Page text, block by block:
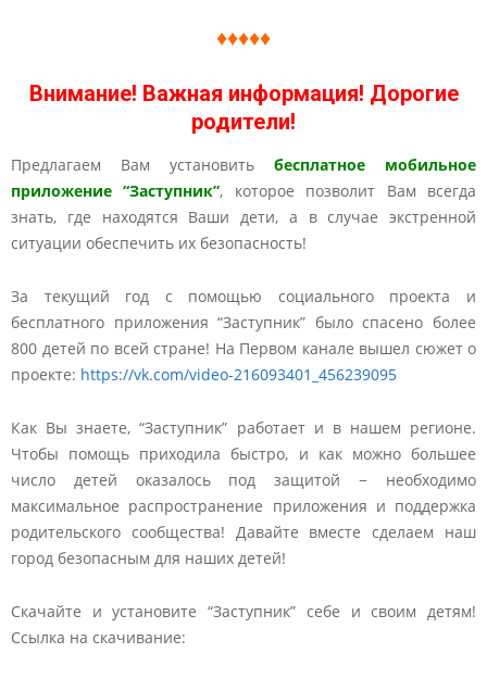
♦♦♦♦♦
Внимание! Важная информация! Дорогие
родители!
Предлагаем Вам установить бесплатное мобильное
приложение “Заступник”, которое позволит Вам всегда
знать, где находятся Ваши дети, а в случае экстренной
ситуации обеспечить их безопасность!
За текущий год с помощью социального проекта и
бесплатного приложения “Заступник” было спасено более
800 детей по всей стране! На Первом канале вышел сюжет о
проекте: https://vk.com/video-216093401_456239095
Как Вы знаете, “Заступник” работает и в нашем регионе.
Чтобы помощь приходила быстро, и как можно большее
число детей оказалось под защитой − необходимо
максимальное распространение приложения и поддержка
родительского сообщества! Давайте вместе сделаем наш
город безопасным для наших детей!
Скачайте и установите “Заступник” себе и своим детям!
Ссылка на скачивание: